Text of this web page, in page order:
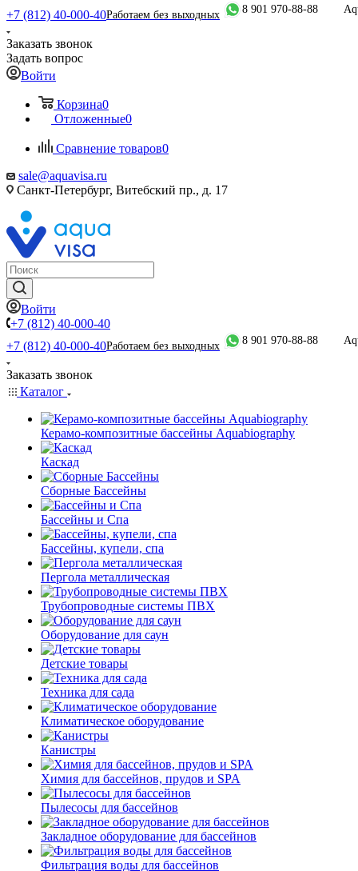
+7 (812) 40-000-40Работаем без выходных 8 901 970-88-88
Заказать звонок
Задать вопрос
Войти
Корзина0
Отложенные0
Сравнение товаров0
sale@aquavisa.ru
Санкт-Петербург, Витебский пр., д. 17
Войти
+7 (812) 40-000-40
+7 (812) 40-000-40Работаем без выходных 8 901 970-88-88
Заказать звонок
Каталог
Керамо-композитные бассейны Aquabiography
Каскад
Сборные Бассейны
Бассейны и Спа
Бассейны, купели, спа
Пергола металлическая
Трубопроводные системы ПВХ
Оборудование для саун
Детские товары
Техника для сада
Климатическое оборудование
Канистры
Химия для бассейнов, прудов и SPA
Пылесосы для бассейнов
Закладное оборудование для бассейнов
Фильтрация воды для бассейнов